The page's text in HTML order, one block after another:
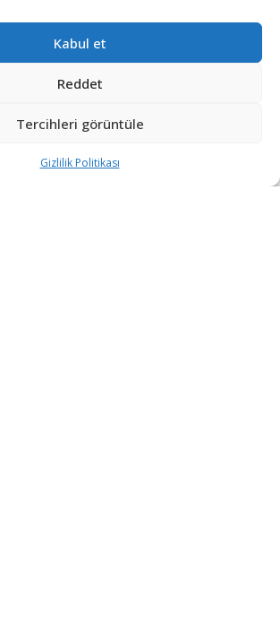
Kabul et
Reddet
Tercihleri görüntüle
Gizlilik Politikası
DEVAMI YÜKLE